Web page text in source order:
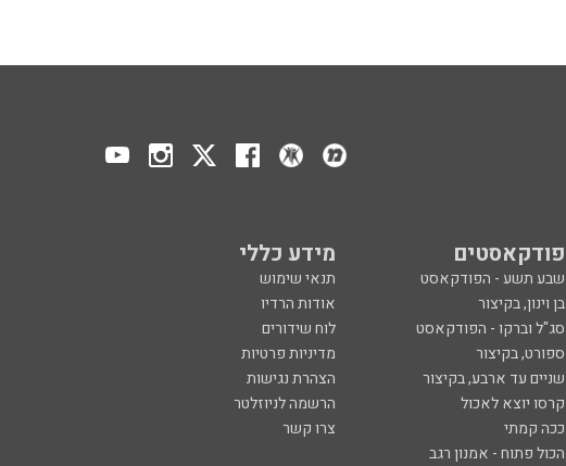
פודקאסטים מידע כללי
שבע תשע - הפודקאסט
תנאי שימוש
בן וינון, בקיצור
אודות הרדיו
סג"ל וברקו - הפודקאסט
לוח שידורים
ספורט, בקיצור
מדיניות פרטיות
שניים עד ארבע, בקיצור
הצהרת נגישות
קרסו יוצא לאכול
הרשמה לניוזלטר
ככה קמתי
צרו קשר
הכול פתוח - אמנון רגב